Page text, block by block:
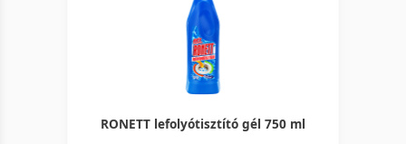
RONETT lefolyótisztító gél 750 ml